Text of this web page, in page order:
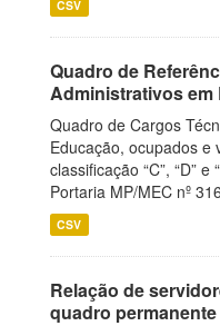
CSV
Quadro de
Administrativos em
Quadro de Cargos
Educação, ocupados e
classificação “C”, “D”
Portaria MP/MEC nº
CSV
Relação de
quadro